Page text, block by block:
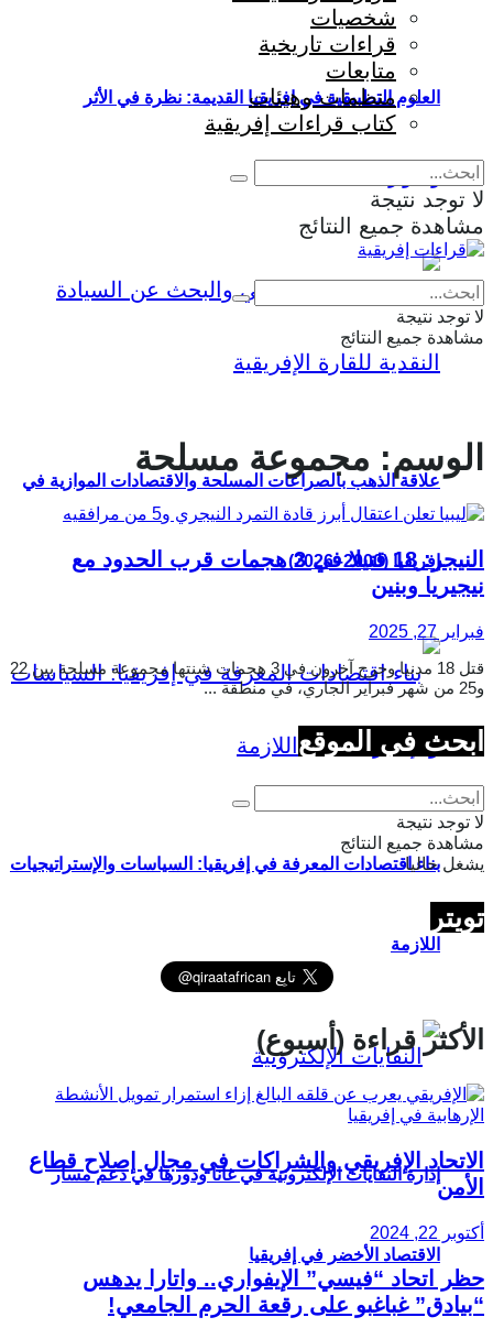
العلوم التطبيقية في إفريقيا القديمة: نظرة في الأثر
والمؤثرات
علاقة الذهب بالصراعات المسلحة والاقتصادات الموازية في
إفريقيا (2000–2026)
بناء اقتصادات المعرفة في إفريقيا: السياسات والإستراتيجيات
اللازمة
إدارة النفايات الإلكترونية في غانا ودورها في دعم مسار
الاقتصاد الأخضر في إفريقيا
شخصيات
قراءات تاريخية
متابعات
منظمات وهيئات
كتاب قراءات إفريقية
لا توجد نتيجة
مشاهدة جميع النتائج
لا توجد نتيجة
مشاهدة جميع النتائج
الوسم: مجموعة مسلحة
النيجر: 18 قتيلا في 3 هجمات قرب الحدود مع
نيجيريا وبنين
فبراير 27, 2025
قتل 18 مدنيا وجرح آخرون في 3 هجمات شنتها مجموعة مسلحة بين 22
و25 من شهر فبراير الجاري، في منطقة ...
ابحث في الموقع
لا توجد نتيجة
مشاهدة جميع النتائج
يشغل حاليا
تويتر
الأكثر قراءة (أسبوع)
الاتحاد الإفريقي والشراكات في مجال إصلاح قطاع
الأمن
أكتوبر 22, 2024
حظر اتحاد “فيسي” الإيفواري.. واتارا يدهس
“بيادق” غباغبو على رقعة الحرم الجامعي!